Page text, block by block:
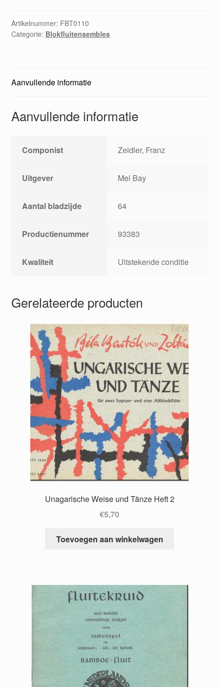
aantal
Artikelnummer: FBT0110
Categorie: Blokfluitensembles
Aanvullende informatie
Aanvullende informatie
Componist Zeidler, Franz
Uitgever Mel Bay
Aantal bladzijde 64
Productienummer 93383
Kwaliteit Uitstekende conditie
Gerelateerde producten
Unagarische Weise und Tänze Heft 2
€5,70
Toevoegen aan winkelwagen